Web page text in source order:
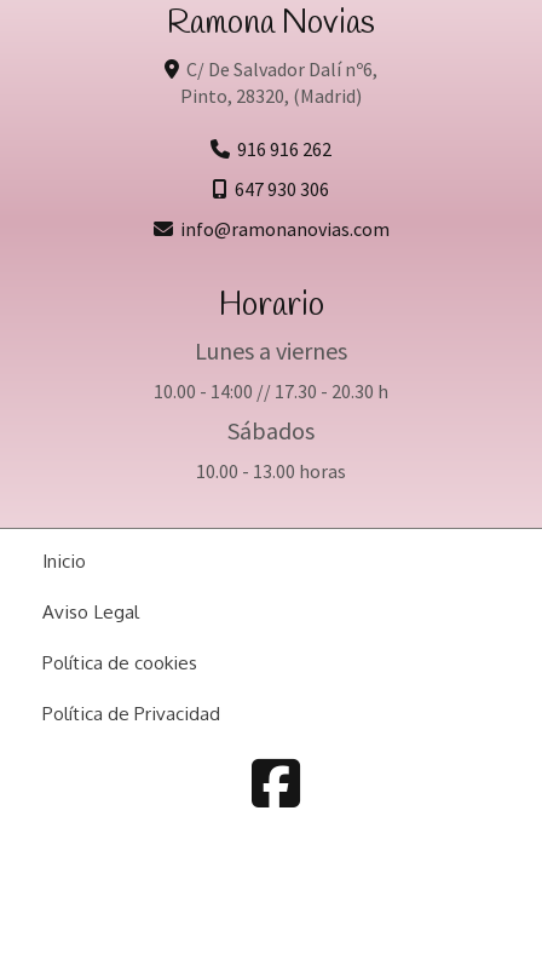
Ramona Novias
C/ De Salvador Dalí nº6,
Pinto, 28320, (Madrid)
916 916 262
647 930 306
info
ramonanovias.com
Horario
Lunes a viernes
10.00 - 14:00 // 17.30 - 20.30 h
Sábados
10.00 - 13.00 horas
Inicio
Aviso Legal
Política de cookies
Política de Privacidad